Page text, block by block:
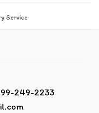
Service
249-2233